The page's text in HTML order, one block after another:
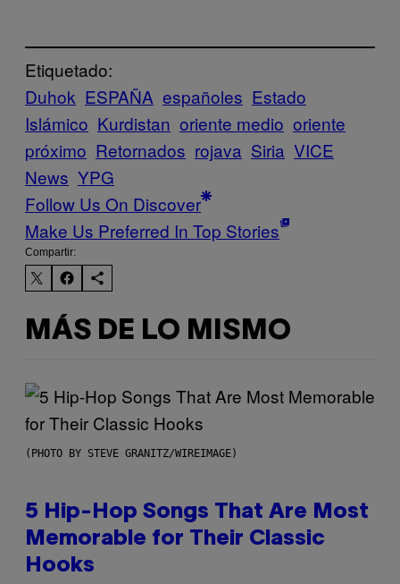
Etiquetado:
Duhok ESPAÑA españoles Estado
Islámico Kurdistan oriente medio oriente
próximo Retornados rojava Siria VICE
News YPG
Follow Us On Discover
Make Us Preferred In Top Stories
Compartir:
MÁS DE LO MISMO
(PHOTO BY STEVE GRANITZ/WIREIMAGE)
5 Hip-Hop Songs That Are Most
Memorable for Their Classic
Hooks